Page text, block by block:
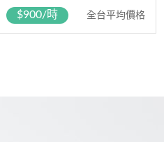
$900/時
全台平均價格